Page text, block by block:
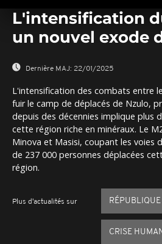
seconds
seconds
Volume
L'intensification
un nouvel exode
Dernière MAJ: 22/01/2025
L'intensification des combats entre
fuir le camp de déplacés de Nzulo,
depuis des décennies implique plus
cette région riche en minéraux. Le
Minova et Masisi, coupant les voies
de 237 000 personnes déplacées
région.
Plus d'actualités sur
CRISE